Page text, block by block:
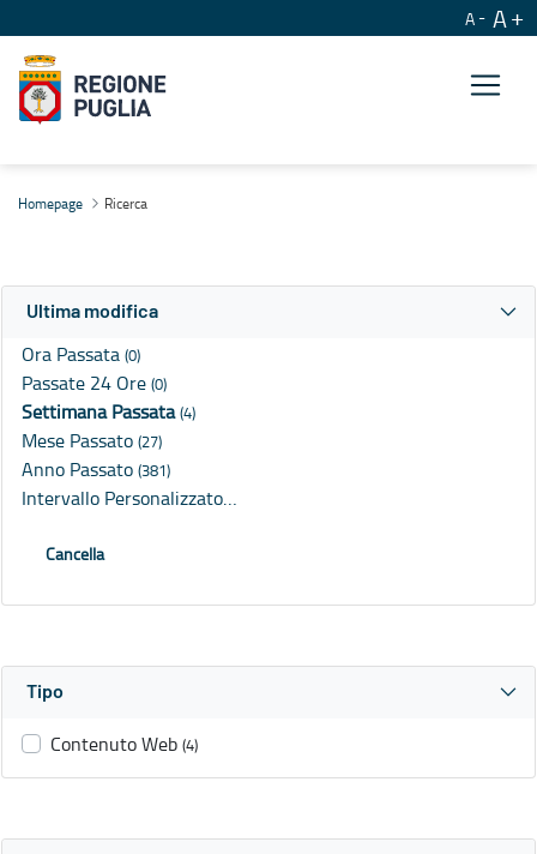
A A
Homepage Ricerca
Ultima modifica
Ora Passata (0)
Passate 24 Ore (0)
Settimana Passata(4)
Mese Passato (27)
Anno Passato (381)
Intervallo Personalizzato…
Cancella
Tipo
Contenuto Web (4)